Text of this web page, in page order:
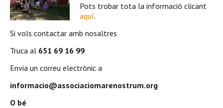
Pots trobar tota la informació clicant
aquí.
Si vols contactar amb nosaltres
Truca al 651 69 16 99
Envia un correu electrònic a
informacio@associaciomarenostrum.org
O bé